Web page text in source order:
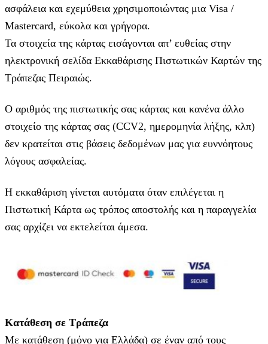
ασφάλεια και εχεμύθεια χρησιμοποιώντας μια Visa /
Mastercard, εύκολα και γρήγορα.
Τα στοιχεία της κάρτας εισάγoνται απ’ ευθείας στην
ηλεκτρονική σελίδα Εκκαθάρισης Πιστωτικών Καρτών της
Τράπεζας Πειραιώς.
Ο αριθμός της πιστωτικής σας κάρτας και κανένα άλλο
στοιχείο της κάρτας σας (CCV2, ημερομηνία λήξης, κλπ)
δεν κρατείται στις βάσεις δεδομένων μας για ευννόητους
λόγους ασφαλείας.
Η εκκαθάριση γίνεται αυτόματα όταν επιλέγεται η
Πιστωτική Κάρτα ως τρόπος αποστολής και η παραγγελία
σας αρχίζει να εκτελείται άμεσα.
Κατάθεση σε Τράπεζα
Με κατάθεση (μόνο για Ελλάδα) σε έναν από τους